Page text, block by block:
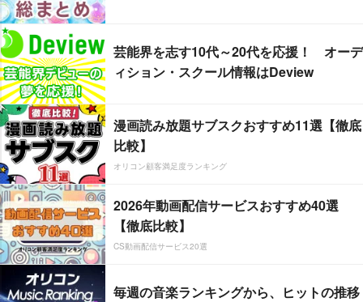
芸能界を志す10代～20代を応援！ オーデ
ィション・スクール情報はDeview
漫画読み放題サブスクおすすめ11選【徹底
比較】
オリコン顧客満足度ランキング
2026年動画配信サービスおすすめ40選
【徹底比較】
CS動画配信サービス20選
毎週の音楽ランキングから、ヒットの推移